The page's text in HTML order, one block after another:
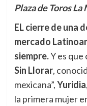
Plaza de Toros La
EL cierre de una
mercado
siempre.Y es
Sin Llorar,
mexicana”,Yuridia
la primera mujer